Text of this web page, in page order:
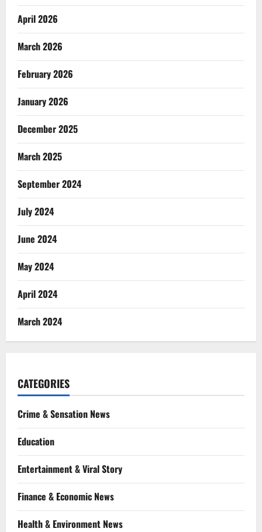
April 2026
March 2026
February 2026
January 2026
December 2025
March 2025
September 2024
July 2024
June 2024
May 2024
April 2024
March 2024
CATEGORIES
Crime & Sensation News
Education
Entertainment & Viral Story
Finance & Economic News
Health & Environment News